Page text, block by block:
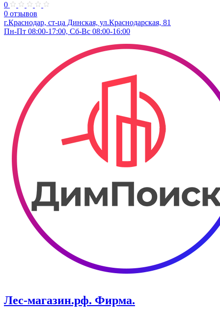
0
0 отзывов
г.Краснодар, ст-ца Динская, ул.Краснодарская, 81
Пн-Пт 08:00-17:00, Сб-Вс 08:00-16:00
Лес-магазин.рф. Фирма.